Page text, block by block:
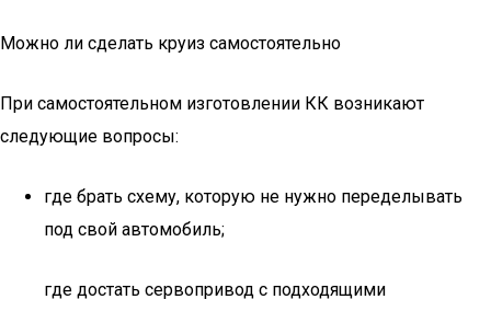
Можно ли сделать круиз самостоятельно
При самостоятельном изготовлении КК возникают
следующие вопросы:
где брать схему, которую не нужно переделывать
под свой автомобиль;
где достать сервопривод с подходящими